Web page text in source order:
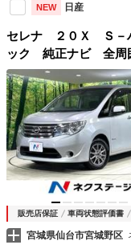
NEW 日産
セレナ ２０Ｘ Ｓ－
ック 純正ナビ 全周
スライド 車線逸脱
滑り防止装置 アイド
ル １５インチアル
販売店保証 車両状態評価書
宮城県仙台市宮城野区